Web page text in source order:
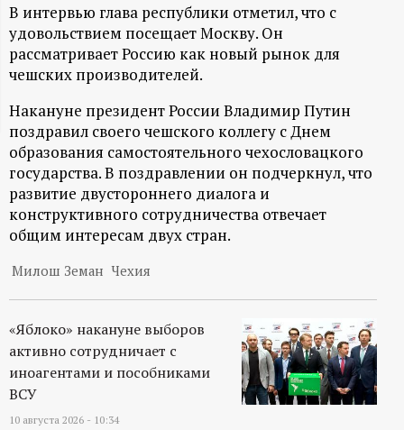
р
м
а
ц
и
о
н
н
ы
й
В интервью глава республики отметил, что с
удовольствием посещает Москву. Он
рассматривает Россию как новый рынок для
чешских производителей.
Накануне президент России Владимир Путин
поздравил своего чешского коллегу с Днем
образования самостоятельного чехословацкого
государства. В поздравлении он подчеркнул, что
развитие двустороннего диалога и
конструктивного сотрудничества отвечает
общим интересам двух стран.
Милош Земан Чехия
«Яблоко» накануне выборов
активно сотрудничает с
иноагентами и пособниками
ВСУ
10 августа 2026 - 10:34